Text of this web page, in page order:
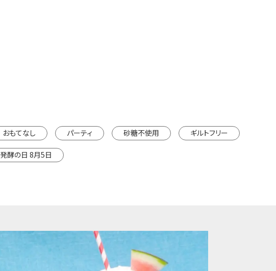
おもてなし パーティ 砂糖不使用 ギルトフリー
発酵の日 8月5日